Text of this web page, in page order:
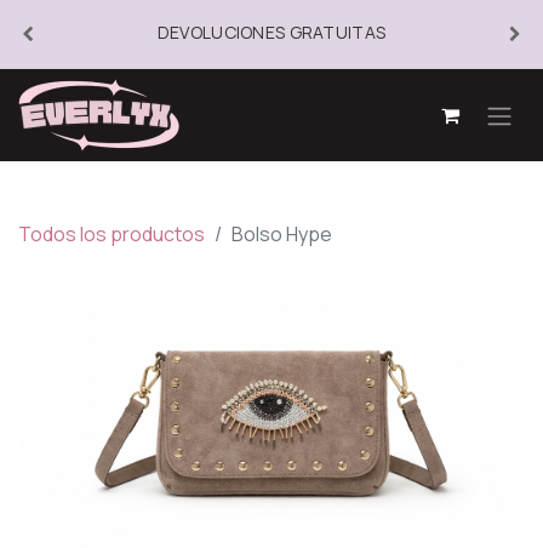
DEVOLUCIONES GRATUITAS
Todos los productos Bolso Hype